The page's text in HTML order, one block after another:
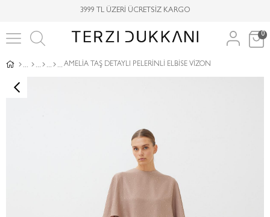
3999 TL ÜZERİ ÜCRETSİZ KARGO
0
AMELİA TAŞ DETAYLI PELERİNLİ ELBİSE VİZON